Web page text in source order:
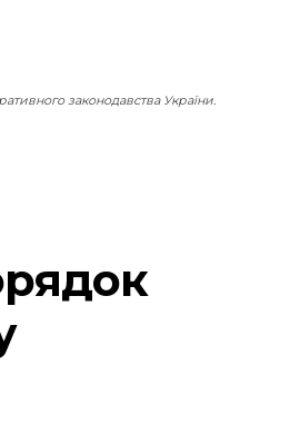
законодавства України.